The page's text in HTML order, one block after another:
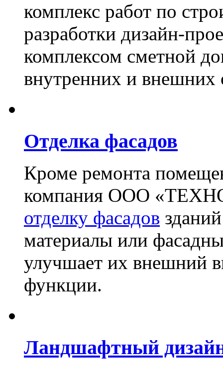
комплекс работ по
разработки дизайн-
комплексом сметной
внутренних и внешних
Отделка фасадов
Кроме ремонта
компания ООО
отделку фасадов
материалы или
улучшает их внешний
функции.
Ландшафтный